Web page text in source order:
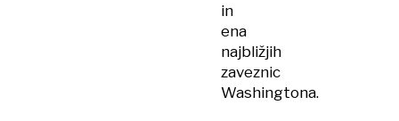
in
ena
najbližjih
zaveznic
Washingtona.